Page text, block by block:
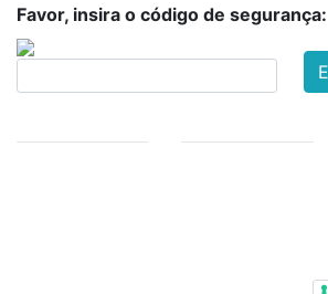
Favor, insira o código de segurança: